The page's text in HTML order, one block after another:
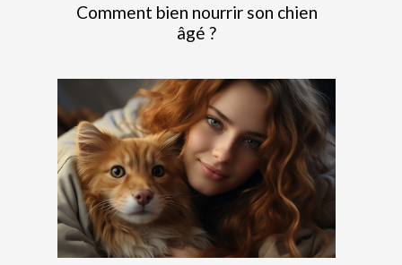
Comment bien nourrir son chien
âgé ?